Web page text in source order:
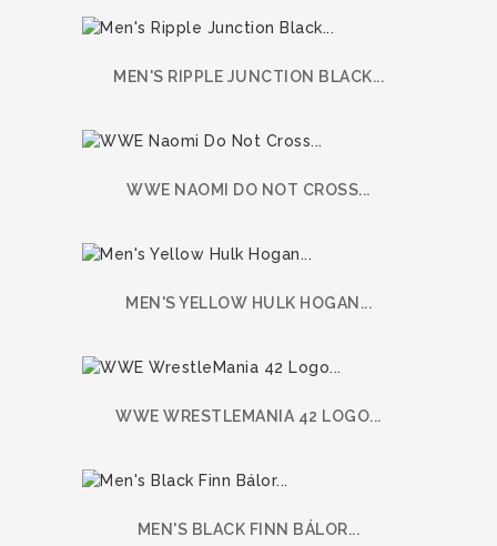
MEN'S RIPPLE JUNCTION BLACK...
WWE NAOMI DO NOT CROSS...
MEN'S YELLOW HULK HOGAN...
WWE WRESTLEMANIA 42 LOGO...
MEN'S BLACK FINN BÁLOR...